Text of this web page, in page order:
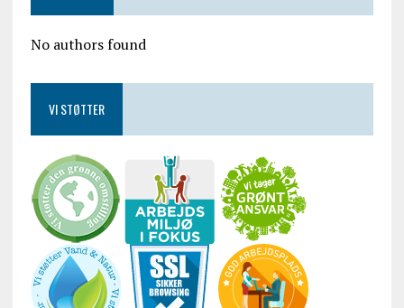
No authors found
VI STØTTER